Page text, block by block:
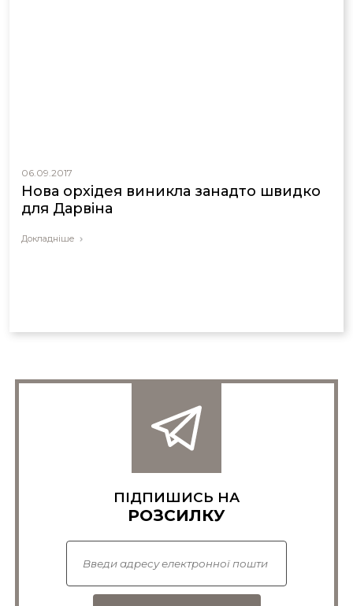
06.09.2017
Нова орхідея виникла занадто швидко
для Дарвіна
Докладніше
ПІДПИШИСЬ НА
РОЗСИЛКУ